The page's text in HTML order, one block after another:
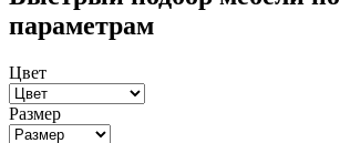
параметрам
Цвет
Размер